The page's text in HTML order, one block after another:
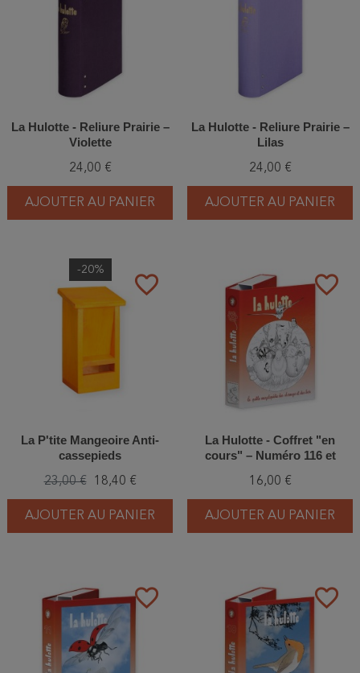
La Hulotte - Reliure Prairie –
Violette
24,00 €
AJOUTER AU PANIER
La Hulotte - Reliure Prairie –
Lilas
24,00 €
AJOUTER AU PANIER
favorite_border
-20%
La P'tite Mangeoire Anti-
cassepieds
23,00 € 18,40 €
AJOUTER AU PANIER
favorite_border
La Hulotte - Coffret "en
cours" – Numéro 116 et
16,00 €
AJOUTER AU PANIER
favorite_border favorite_border